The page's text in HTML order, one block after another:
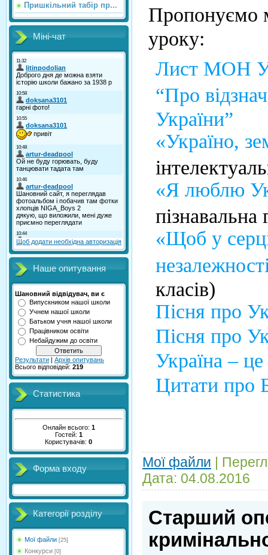
Пришкільний табір пр...
Міні-чат
Щоб додати необхідна авторизація
Наше опитування
Шановний відвідувач, ви є
Випускником нашої школи
Учнем нашої школи
Батьком учня нашої школи
Працівником освіти
Небайдужим до освіти
Результати | Архів опитувань
Всього відповідей: 219
Статистика
Онлайн всього: 1
Гостей: 1
Користувачів:0
Форма входу
Категорії розділу
Мої файли [25]
Конкурси [0]
Пропонуємо
уроку:
Лист МОН
“Про
України”
«Україно,
«Я люблю
пізнавальна
«Щоб у
класів)
Пісня про
Пісня про
Україна –
Цитати про
Мої файли
Дата: 04.08.2016
Старший